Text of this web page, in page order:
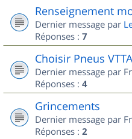
Renseignement
Dernier message par
Réponses : 7
Choisir Pneus
Dernier message par
Réponses : 4
Grincements
Dernier message par
Réponses : 2